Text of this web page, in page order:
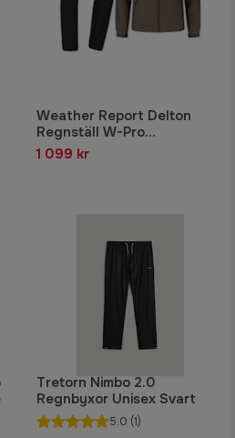
Weather Report Delton
Regnställ W-Pro
Grågrön/Svart Herr
1 099 kr
Tretorn Nimbo 2.0
Regnbyxor Unisex Svart
5.0 (1)